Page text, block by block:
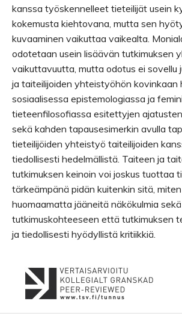
kanssa työskennelleet tieteilijät usein
kokemusta kiehtovana, mutta sen
kuvaaminen vaikuttaa vaikealta.
odotetaan usein lisäävän tutkimuksen
vaikuttavuutta, mutta odotus ei sovellu
ja taiteilijoiden yhteistyöhön kovinkaan
sosiaalisessa epistemologiassa ja
tieteenfilosofiassa esitettyjen
sekä kahden tapausesimerkin avulla
tieteilijöiden yhteistyö taiteilijoiden
tiedollisesti hedelmällistä. Taiteen ja
tutkimuksen keinoin voi joskus tuottaa
tärkeämpänä pidän kuitenkin sitä,
huomaamatta jääneitä näkökulmia sekä
tutkimuskohteeseen että tutkimuksen
ja tiedollisesti hyödyllistä kritiikkiä.